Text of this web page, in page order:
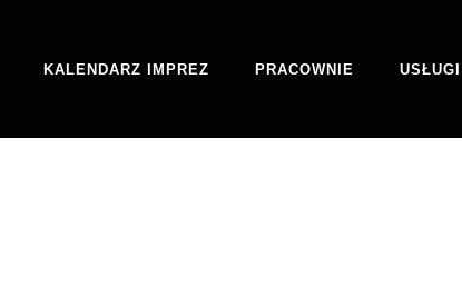
KALENDARZ IMPREZ PRACOWNIE USŁUGI